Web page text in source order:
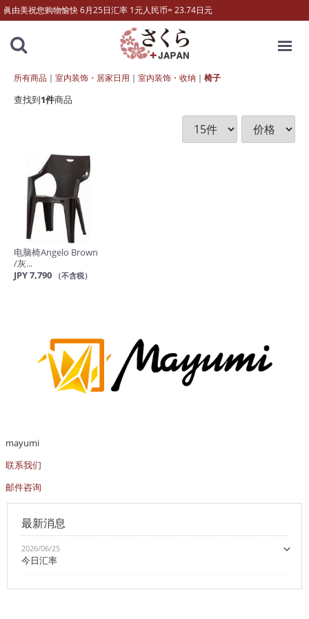
眞由美祝您购物愉快 6月25日汇率 1元人民币= 23.74日元
所有商品 室内装饰・居家日用 室内装饰・收纳 椅子
查找到1件商品
电脑椅Angelo Brown
/灰...
JPY 7,790
（不含税）
mayumi
联系我们
邮件咨询
最新消息
2026/06/25
今日汇率